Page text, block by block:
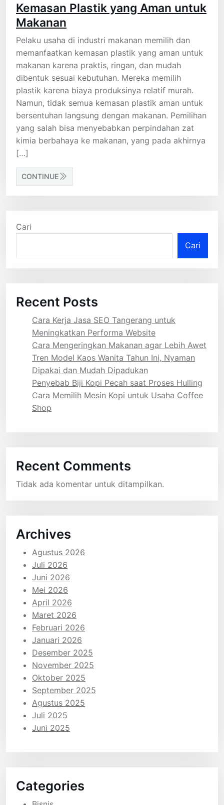
Kemasan Plastik yang Aman untuk
Makanan
Pelaku usaha di industri makanan memilih dan
memanfaatkan kemasan plastik yang aman untuk
makanan karena praktis, ringan, dan mudah
dibentuk sesuai kebutuhan. Mereka memilih
plastik karena biaya produksinya relatif murah.
Namun, tidak semua kemasan plastik aman untuk
bersentuhan langsung dengan makanan. Pemilihan
yang salah bisa menyebabkan perpindahan zat
kimia berbahaya ke makanan, yang pada akhirnya
[…]
CONTINUE
Cari
Cari
Recent Posts
Cara Kerja Jasa SEO Tangerang untuk
Meningkatkan Performa Website
Cara Mengeringkan Makanan agar Lebih Awet
Tren Model Kaos Wanita Tahun Ini, Nyaman
Dipakai dan Mudah Dipadukan
Penyebab Biji Kopi Pecah saat Proses Hulling
Cara Memilih Mesin Kopi untuk Usaha Coffee
Shop
Recent Comments
Tidak ada komentar untuk ditampilkan.
Archives
Agustus 2026
Juli 2026
Juni 2026
Mei 2026
April 2026
Maret 2026
Februari 2026
Januari 2026
Desember 2025
November 2025
Oktober 2025
September 2025
Agustus 2025
Juli 2025
Juni 2025
Categories